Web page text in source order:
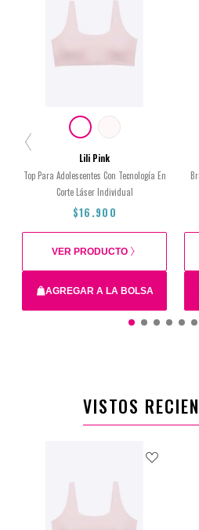
Lili Pink
Top Para Adolescentes Con Tecnología En
Corte Láser Individual
$16.900
AGREGAR A LA BOLSA
VER PRODUCTO
$16.900
VISTOS